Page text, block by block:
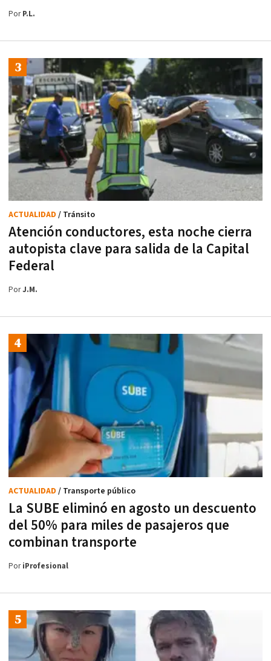
PorP.L.
Atención conductores, esta noche cierra
autopista clave para salida de la Capital
Federal
ACTUALIDAD / Tránsito
PorJ.M.
La SUBE eliminó en agosto un descuento
del 50% para miles de pasajeros que
combinan transporte
ACTUALIDAD / Transporte público
PoriProfesional